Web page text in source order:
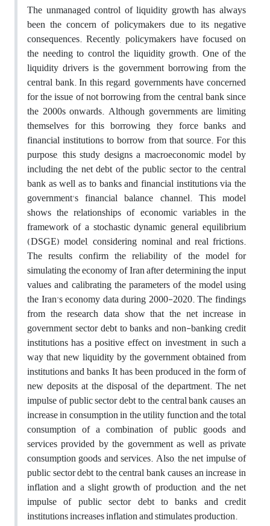
The unmanaged control of liquidity growth has always
been the concern of policymakers due to its negative
consequences. Recently, policymakers have focused on
the needing to control the liquidity growth. One of the
liquidity drivers is the government borrowing from the
central bank. In this regard, governments have concerned
for the issue of not borrowing from the central bank since
the 2000s onwards. Although governments are limiting
themselves for this borrowing, they force banks and
financial institutions to borrow from that source. For this
purpose, this study designs a macroeconomic model by
including the net debt of the public sector to the central
bank as well as to banks and financial institutions via the
government's financial balance channel. This model
shows the relationships of economic variables in the
framework of a stochastic dynamic general equilibrium
(DSGE) model, considering nominal and real frictions.
The results confirm the reliability of the model for
simulating the economy of Iran after determining the input
values and calibrating the parameters of the model using
the Iran's economy data during 2000-2020. The findings
from the research data show that the net increase in
government sector debt to banks and non-banking credit
institutions has a positive effect on investment, in such a
way that new liquidity by the government obtained from
institutions and banks It has been produced in the form of
new deposits at the disposal of the department. The net
impulse of public sector debt to the central bank causes an
increase in consumption in the utility function and the total
consumption of a combination of public goods and
services provided by the government as well as private
consumption goods and services. Also, the net impulse of
public sector debt to the central bank causes an increase in
inflation and a slight growth of production, and the net
impulse of public sector debt to banks and credit
institutions increases inflation and stimulates production.